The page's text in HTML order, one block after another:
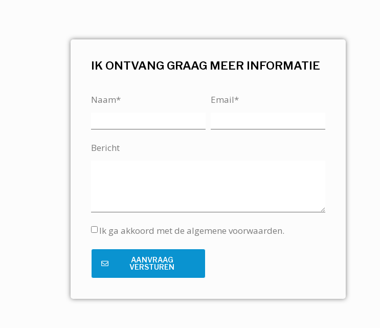
IK ONTVANG GRAAG MEER INFORMATIE
Naam* Email*
Bericht
Ik ga akkoord met de algemene voorwaarden.
AANVRAAG
VERSTUREN